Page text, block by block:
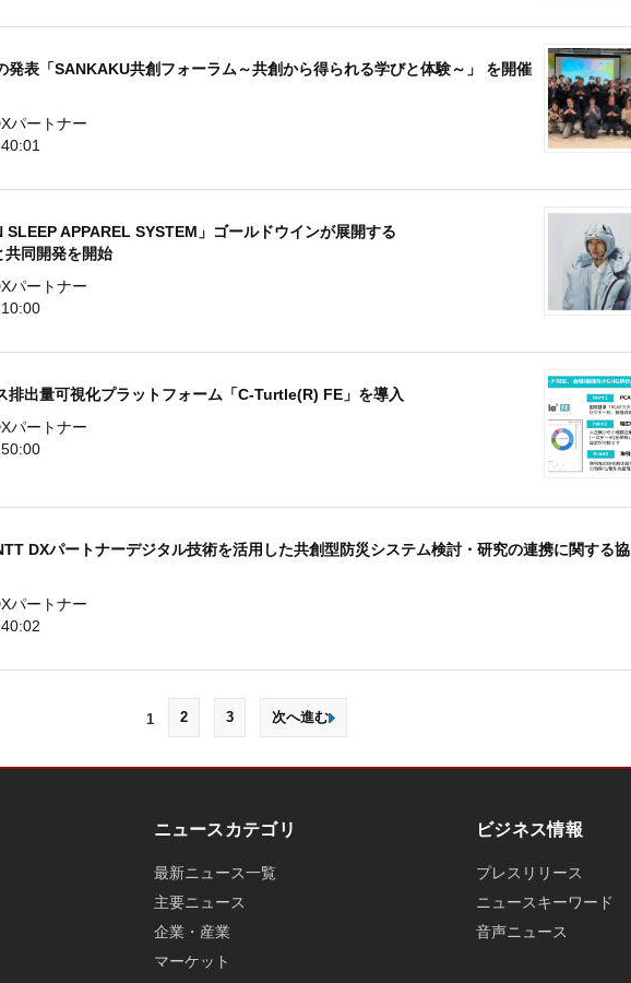
発表「SANKAKU共創フォーラム～共創から得られる学びと体験～」 を開催
パートナー
SLEEP APPAREL SYSTEM」ゴールドウインが展開する
共同開発を開始
パートナー
排出量可視化プラットフォーム「C-Turtle(R) FE」を導入
パートナー
DXパートナーデジタル技術を活用した共創型防災システム検討・研究の連携に関する協
パートナー
1 2 3 次へ進む
ニュースカテゴリ
最新ニュース一覧
主要ニュース
企業・産業
マーケット
ビジネス情報
プレスリリース
ニュースキーワード
音声ニュース